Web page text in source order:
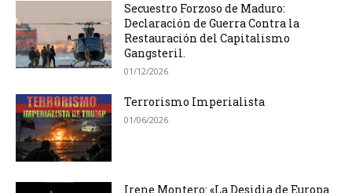
Secuestro Forzoso de Maduro:
Declaración de Guerra Contra la
Restauración del Capitalismo
Gangsteril.
01/12/2026
Terrorismo Imperialista
01/06/2026
Irene Montero: «La Desidia de Europa